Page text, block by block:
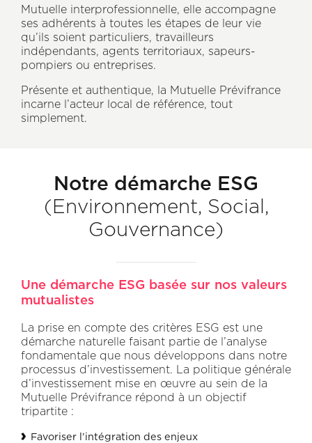
Axeptio consent
Mutuelle interprofessionnelle, elle accompagne
ses adhérents à toutes les étapes de leur vie
qu’ils soient particuliers, travailleurs
indépendants, agents territoriaux, sapeurs-
pompiers ou entreprises.
Présente et authentique, la Mutuelle Prévifrance
incarne l’acteur local de référence, tout
simplement.
Notre démarche ESG
(Environnement, Social,
Gouvernance)
Une démarche ESG basée sur nos valeurs
mutualistes
La prise en compte des critères ESG est une
démarche naturelle faisant partie de l’analyse
fondamentale que nous développons dans notre
processus d’investissement. La politique générale
d’investissement mise en œuvre au sein de la
Mutuelle Prévifrance répond à un objectif
tripartite :
Favoriser l’intégration des enjeux